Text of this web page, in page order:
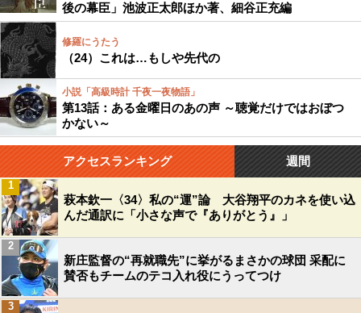
後の幕臣」池波正太郎ほか著、細谷正充編
修羅にうたう
（24）これは…もしや先代の
小説「高級時計 千夜一夜物語」
第13話：ある金曜日のあの声 ～聴覚だけではおぼつ
かない～
アクセスランキング 週間
萩本欽一〈34〉私の“運”論 大谷翔平のカネを使い込
んだ通訳に「小さな声で『ありがとう』」
1
新庄監督の“再就職先”に挙がるまさかの球団 采配に
賛否もチームのテコ入れ役にうってつけ
2
3